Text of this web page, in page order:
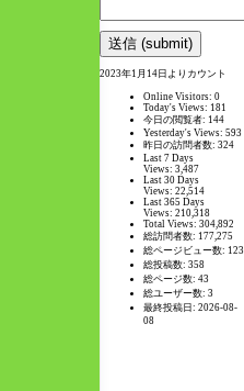
2023年1月14日よりカウント
Online Visitors: 0
Today's Views: 181
今日の閲覧者: 144
Yesterday's Views: 593
昨日の訪問者数: 324
Last 7 Days
Views: 3,487
Last 30 Days
Views: 22,514
Last 365 Days
Views: 210,318
Total Views: 304,892
総訪問者数: 177,275
総ページビュー数: 123
総投稿数: 358
総ページ数: 43
総ユーザー数: 3
最終投稿日: 2026-08-
08